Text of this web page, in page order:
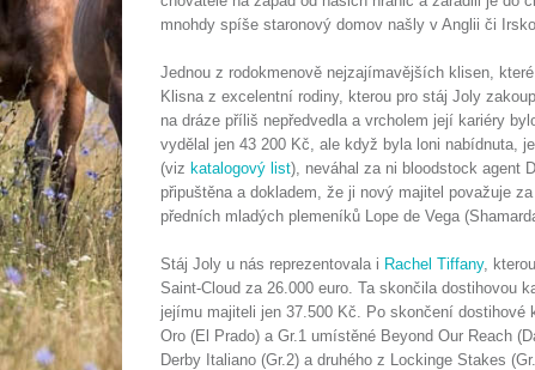
mnohdy spíše staronový domov našly v Anglii či
Jednou z rodokmenově nejzajímavějších klisen,
Klisna z excelentní rodiny, kterou pro stáj Joly
na dráze příliš nepředvedla a vrcholem její kariéry
vydělal jen 43 200 Kč, ale když byla loni nabídnuta,
(viz katalogový list), neváhal za ni bloodstock agent
připuštěna a dokladem, že ji nový majitel považuje
předních mladých plemeníků Lope de Vega
Stáj Joly u nás reprezentovala i Rachel Tiffany,
Saint-Cloud za 26.000 euro. Ta skončila
jejímu majiteli jen 37.500 Kč. Po skončení dostihové
Oro (El Prado) a Gr.1 umístěné Beyond Our Reach
Derby Italiano (Gr.2) a druhého z Lockinge Stakes